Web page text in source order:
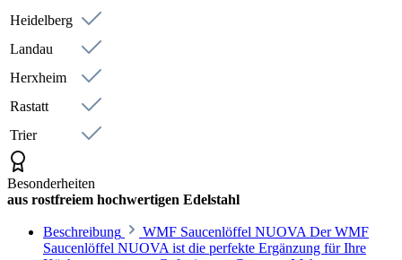
Heidelberg
Landau
Herxheim
Rastatt
Trier
Besonderheiten
aus rostfreiem hochwertigen Edelstahl
Beschreibung
WMF Saucenlöffel NUOVA Der WMF
Saucenlöffel NUOVA ist die perfekte Ergänzung für Ihre